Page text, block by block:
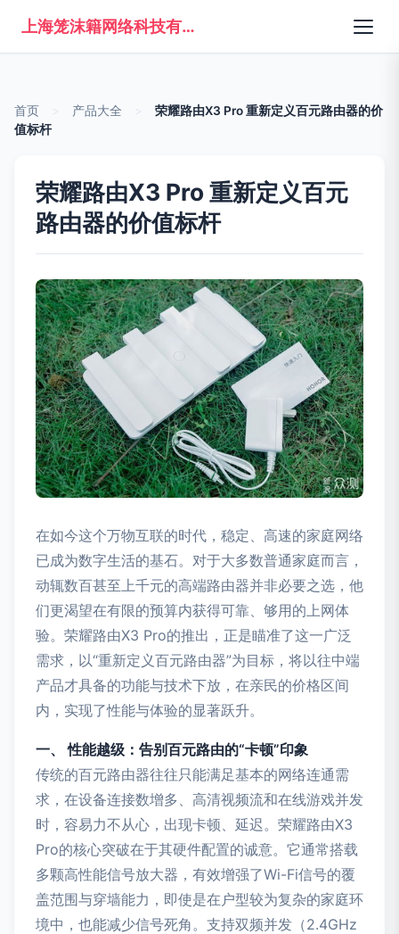
上海笼沫籍网络科技有限公司
首页 产品大全
荣耀路由X3 Pro 重新定义百元路由器的价
值标杆
荣耀路由X3 Pro 重新定义百元
路由器的价值标杆
在如今这个万物互联的时代，稳定、高速的家庭网络
已成为数字生活的基石。对于大多数普通家庭而言，
动辄数百甚至上千元的高端路由器并非必要之选，他
们更渴望在有限的预算内获得可靠、够用的上网体
验。荣耀路由X3 Pro的推出，正是瞄准了这一广泛
需求，以“重新定义百元路由器”为目标，将以往中端
产品才具备的功能与技术下放，在亲民的价格区间
内，实现了性能与体验的显著跃升。
一、 性能越级：告别百元路由的“卡顿”印象
传统的百元路由器往往只能满足基本的网络连通需
求，在设备连接数增多、高清视频流和在线游戏并发
时，容易力不从心，出现卡顿、延迟。荣耀路由X3
Pro的核心突破在于其硬件配置的诚意。它通常搭载
多颗高性能信号放大器，有效增强了Wi-Fi信号的覆
盖范围与穿墙能力，即使是在户型较为复杂的家庭环
境中，也能减少信号死角。支持双频并发（2.4GHz